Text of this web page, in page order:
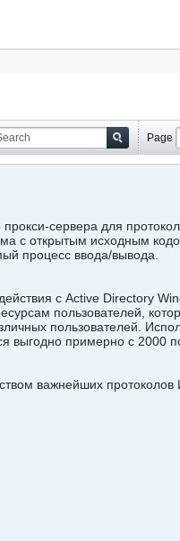
Page
сервера для
с открытым исходным
процесс ввода/вывода.
с Active Directory
пользователей,
пользователей.
выгодно примерно с 2000
важнейших протоколов